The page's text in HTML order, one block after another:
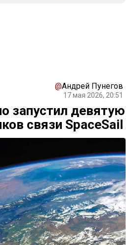
@Андрей Пунегов
17 мая 2026, 20:51
запустил девятую
связи SpaceSail